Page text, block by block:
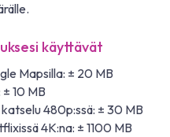
käyttävät
Mapsilla: ± 20 MB
10 MB
480p:ssä: ± 30 MB
4K:na: ± 1100 MB